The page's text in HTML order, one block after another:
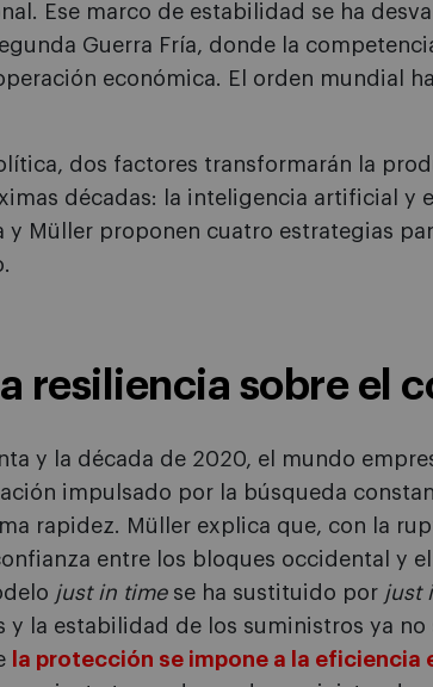
Ese marco de estabilidad se ha
Guerra Fría, donde la
económica. El orden mundial
dos factores transformarán la
décadas: la inteligencia artificial y
y Müller proponen cuatro estrategias
resiliencia sobre el
y la década de 2020, el mundo
impulsado por la búsqueda
rapidez. Müller explica que, con la
entre los bloques occidental y
just in timese ha sustituido por just
y la estabilidad de los suministros ya
la protección se impone a la eficiencia